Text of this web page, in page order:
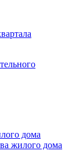
дома
жилого дома